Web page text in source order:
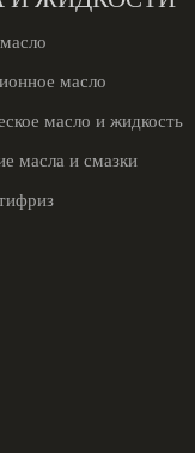
масло
масло и жидкость
масла и смазки